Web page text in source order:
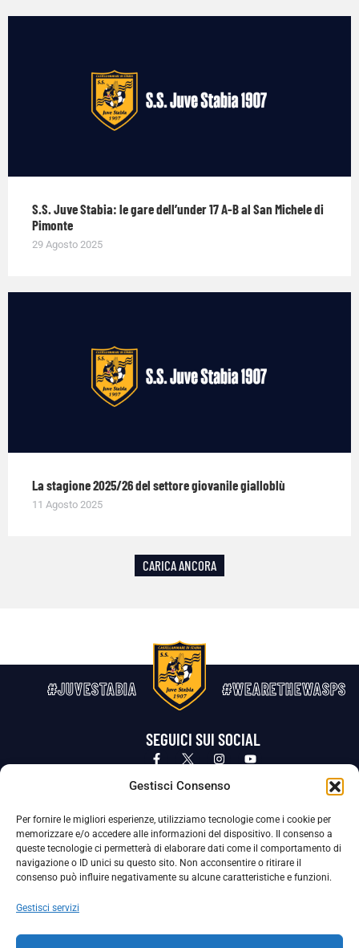
Gestisci Consenso
Per fornire le migliori esperienze, utilizziamo tecnologie come i cookie per
memorizzare e/o accedere alle informazioni del dispositivo. Il consenso a
queste tecnologie ci permetterà di elaborare dati come il comportamento di
navigazione o ID unici su questo sito. Non acconsentire o ritirare il
consenso può influire negativamente su alcune caratteristiche e funzioni.
Gestisci servizi
S.S. Juve Stabia: le gare dell’under 17 A-B al San Michele di
Pimonte
29 Agosto 2025
La stagione 2025/26 del settore giovanile gialloblù
11 Agosto 2025
CARICA ANCORA
#JUVESTABIA #WEARETHEWASPS
SEGUICI SUI SOCIAL
Privacy Policy Cookie Policy
La Società ha nominato il Responsabile della Protezione dei Dati Personali (DPO), figura specializzata che vigila sulle modalità
adottate dalla nostra Società per tutelare i Suoi dati personali.
Per contattare il DPO può scrivere a